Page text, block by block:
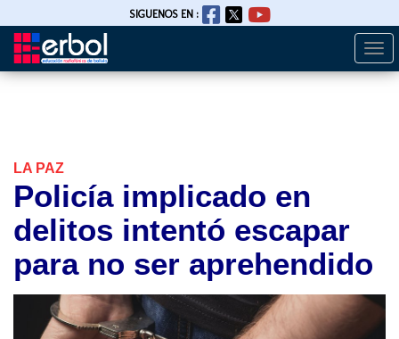
Pasar
SIGUENOS EN :
LA PAZ
Policía implicado en
delitos intentó escapar
para no ser aprehendido